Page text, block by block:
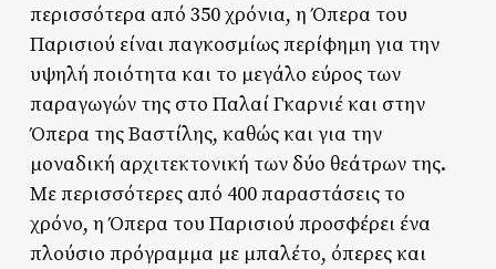
περισσότερα από 350 χρόνια, η Όπερα του
Παρισιού είναι παγκοσμίως περίφημη για την
υψηλή ποιότητα και το μεγάλο εύρος των
παραγωγών της στο Παλαί Γκαρνιέ και στην
Όπερα της Βαστίλης, καθώς και για την
μοναδική αρχιτεκτονική των δύο θεάτρων της.
Με περισσότερες από 400 παραστάσεις το
χρόνο, η Όπερα του Παρισιού προσφέρει ένα
πλούσιο πρόγραμμα με μπαλέτο, όπερες και